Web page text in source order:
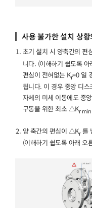
사용 불가한 설치 상황
초기 설치 시 양축간의
니다. (이해하기 쉽도록
편심이 전혀없는 Kr=0 일
됩니다. 이 경우 중앙 디
자체의 미세 이동에도 중
구동을 위한 최소 △Kr min
양 축간의 편심이 △Kr를
(이해하기 쉽도록 아래 오